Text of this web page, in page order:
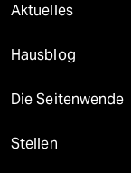
Aktuelles
Hausblog
Die Seitenwende
Stellen